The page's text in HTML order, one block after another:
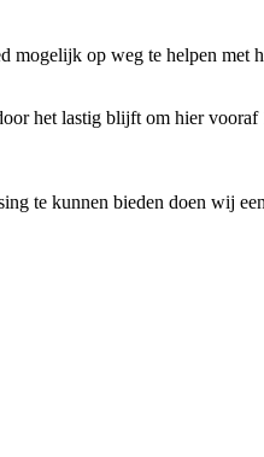
op weg te helpen met
het lastig blijft om hier
te kunnen bieden doen wij